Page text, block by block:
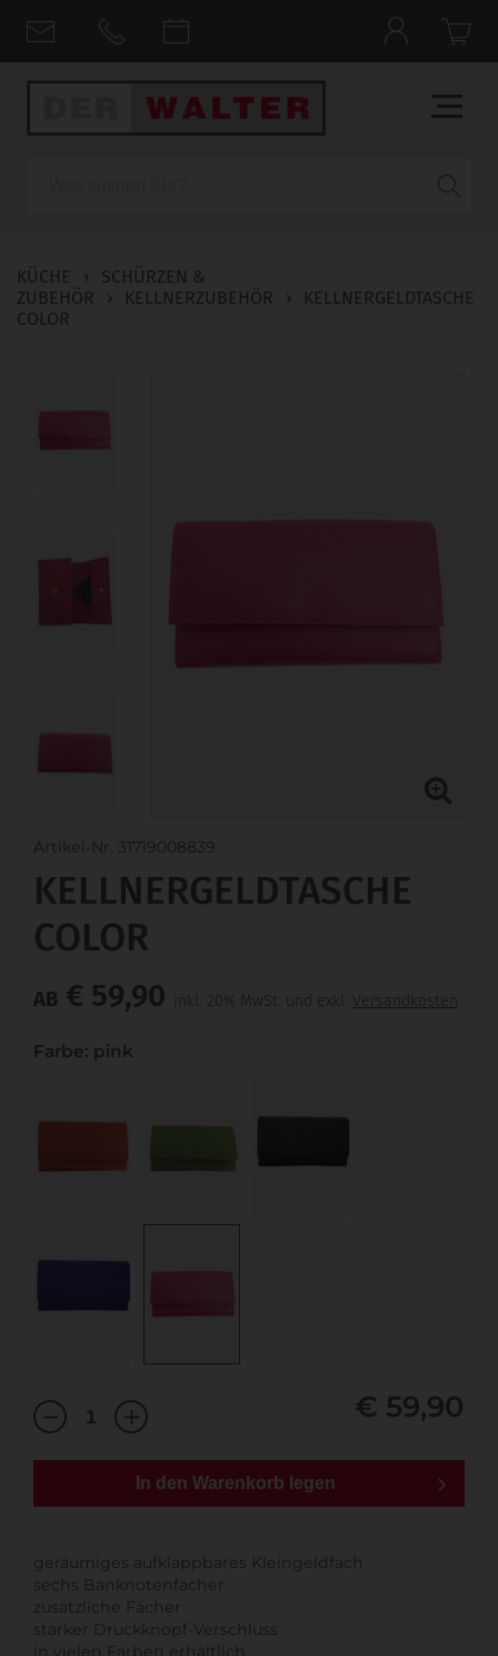
KÜCHE ›
SCHÜRZEN &
ZUBEHÖR
› KELLNERZUBEHÖR ›
KELLNERGELDTASCHE
COLOR
Artikel-Nr. 31719008839
KELLNERGELDTASCHE
COLOR
AB € 59,90 inkl. 20% MwSt. und exkl. Versandkosten
Farbe: pink
€ 59,90
In den Warenkorb legen
geräumiges aufklappbares Kleingeldfach
sechs Banknotenfächer
zusätzliche Fächer
starker Druckknopf-Verschluss
in vielen Farben erhältlich